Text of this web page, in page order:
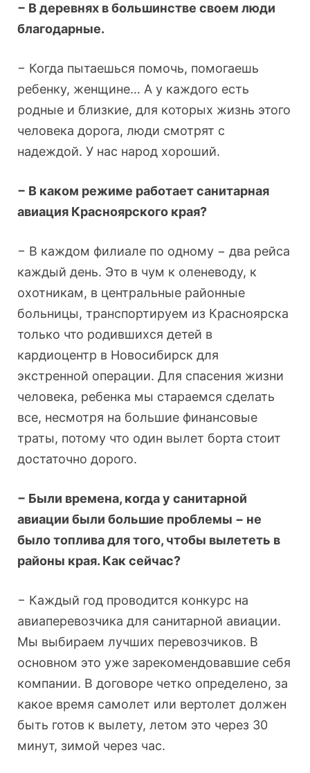
− В деревнях в большинстве своем люди
благодарные.
− Когда пытаешься помочь, помогаешь
ребенку, женщине… А у каждого есть
родные и близкие, для которых жизнь этого
человека дорога, люди смотрят с
надеждой. У нас народ хороший.
− В каком режиме работает санитарная
авиация Красноярского края?
− В каждом филиале по одному − два рейса
каждый день. Это в чум к оленеводу, к
охотникам, в центральные районные
больницы, транспортируем из Красноярска
только что родившихся детей в
кардиоцентр в Новосибирск для
экстренной операции. Для спасения жизни
человека, ребенка мы стараемся сделать
все, несмотря на большие финансовые
траты, потому что один вылет борта стоит
достаточно дорого.
− Были времена, когда у санитарной
авиации были большие проблемы − не
было топлива для того, чтобы вылететь в
районы края. Как сейчас?
− Каждый год проводится конкурс на
авиаперевозчика для санитарной авиации.
Мы выбираем лучших перевозчиков. В
основном это уже зарекомендовавшие себя
компании. В договоре четко определено, за
какое время самолет или вертолет должен
быть готов к вылету, летом это через 30
минут, зимой через час.